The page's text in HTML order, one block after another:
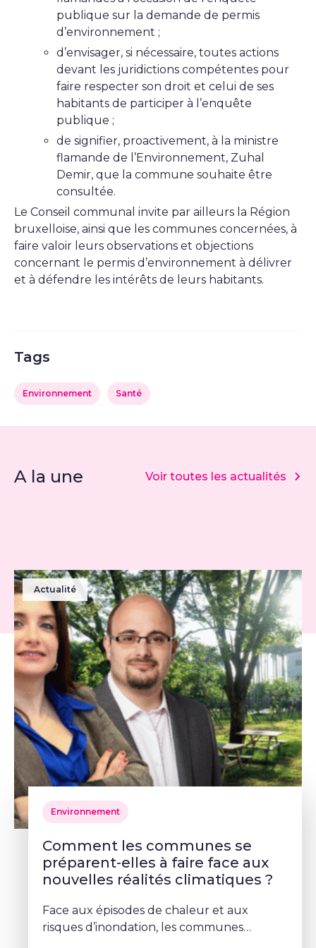
publique sur la demande de permis
d’environnement ;
d’envisager, si nécessaire, toutes actions
devant les juridictions compétentes pour
faire respecter son droit et celui de ses
habitants de participer à l’enquête
publique ;
de signifier, proactivement, à la ministre
flamande de l’Environnement, Zuhal
Demir, que la commune souhaite être
consultée.
Le Conseil communal invite par ailleurs la Région
bruxelloise, ainsi que les communes concernées, à
faire valoir leurs observations et objections
concernant le permis d’environnement à délivrer
et à défendre les intérêts de leurs habitants.
Tags
Environnement Santé
A la une Voir toutes les actualités
Actualité
Environnement
Comment les communes se
préparent-elles à faire face aux
nouvelles réalités climatiques ?
Face aux épisodes de chaleur et aux
risques d’inondation, les communes